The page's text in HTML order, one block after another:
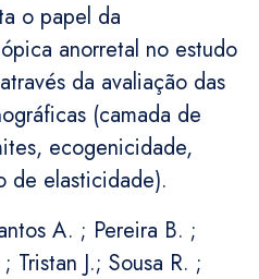
o papel da
anorretal no estudo
da avaliação das
(camada de
ecogenicidade,
de elasticidade).
A. ; Pereira B. ;
Tristan J.; Sousa R. ;